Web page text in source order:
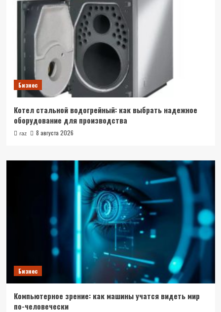
Бизнес
Котел стальной водогрейный: как выбрать надежное
оборудование для производства
raz 8 августа 2026
Бизнес
Компьютерное зрение: как машины учатся видеть мир
по-человечески